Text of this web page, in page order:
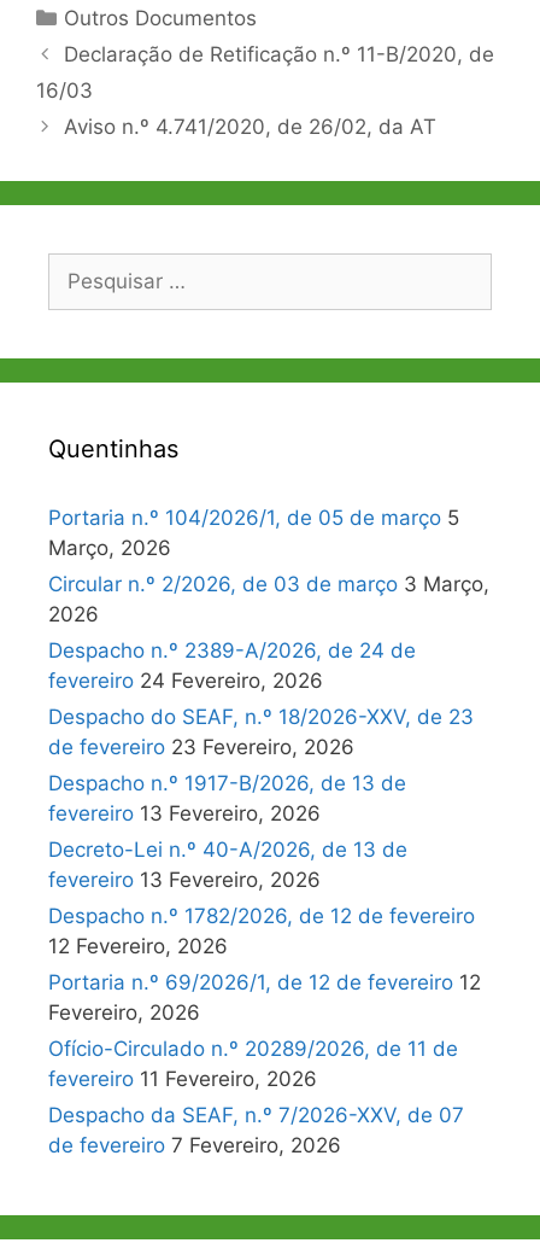
Categorias
Outros Documentos
Navegação
de
Declaração de Retificação n.º 11-B/2020, de
16/03
Aviso n.º 4.741/2020, de 26/02, da AT
Pesquisar
Quentinhas
Portaria n.º 104/2026/1, de 05 de março 5
Março, 2026
Circular n.º 2/2026, de 03 de março 3 Março,
2026
Despacho n.º 2389-A/2026, de 24 de
fevereiro 24 Fevereiro, 2026
Despacho do SEAF, n.º 18/2026-XXV, de 23
de fevereiro 23 Fevereiro, 2026
Despacho n.º 1917-B/2026, de 13 de
fevereiro 13 Fevereiro, 2026
Decreto-Lei n.º 40-A/2026, de 13 de
fevereiro 13 Fevereiro, 2026
Despacho n.º 1782/2026, de 12 de fevereiro
12 Fevereiro, 2026
Portaria n.º 69/2026/1, de 12 de fevereiro 12
Fevereiro, 2026
Ofício-Circulado n.º 20289/2026, de 11 de
fevereiro 11 Fevereiro, 2026
Despacho da SEAF, n.º 7/2026-XXV, de 07
de fevereiro 7 Fevereiro, 2026